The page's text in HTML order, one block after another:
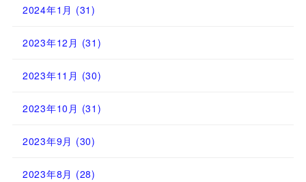
2024年1月 (31)
2023年12月 (31)
2023年11月 (30)
2023年10月 (31)
2023年9月 (30)
2023年8月 (28)